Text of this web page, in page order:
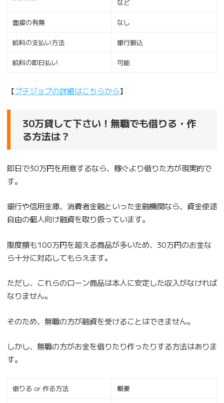
など
面接の有無 なし
給料の支払い方法 銀行振込
給料の即日払い 可能
【プチジョブの詳細はこちらから】
30万貸して下さい！無職でも借りる・作
る方法は？
即日で30万円を用意するなら、稼ぐより借りた方が現実的で
す。
銀行や信用金庫、消費者金融といった金融機関なら、資金使途
自由の個人向け融資を取り扱っています。
限度額も100万円を超える商品が多いため、30万円のお金な
ら十分に対応してもらえます。
ただし、これらのローン商品は本人に安定した収入がなければ
なりません。
そのため、無職の方が融資を受けることはできません。
しかし、無職の方がお金を借りたり作ったりする方法はありま
す。
借りる or 作る方法 概要